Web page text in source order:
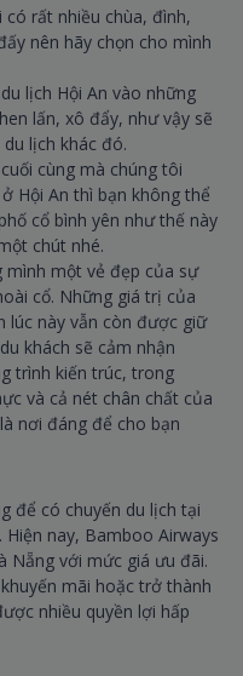
có rất nhiều chùa, đình,
nên hãy chọn cho mình
lịch Hội An vào những
lấn, xô đẩy, như vậy sẽ
lịch khác đó.
cùng mà chúng tôi
Hội An thì bạn không thể
cổ bình yên như thế này
chút nhé.
mình một vẻ đẹp của sự
cổ. Những giá trị của
lúc này vẫn còn được giữ
khách sẽ cảm nhận
trình kiến trúc, trong
và cả nét chân chất của
nơi đáng để cho bạn
để có chuyến du lịch tại
nay, Bamboo Airways
Nẵng với mức giá ưu đãi.
mãi hoặc trở thành
nhiều quyền lợi hấp